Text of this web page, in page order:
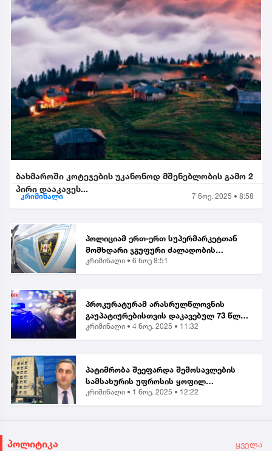
ბახმაროში კოტეჯების უკანონოდ მშენებლობის გამო 2
პირი დააკავეს...
კრიმინალი 7 ნოე. 2025 • 8:58
პოლიციამ ერთ-ერთ სუპერმარკეტთან
მომხდარი ჯგუფური ძალადობის
ორგანიზებისა და მასში მონაწილეობის
კრიმინალი • 6 ნოე 8:51
პროკურატურამ არასრულწლოვნის
გაუპატიურებისთვის დაკავებულ 73 წლის
მამაკაცს ბრალი წარუდგინა...
კრიმინალი • 4 ნოე. 2025 • 11:32
პატიმრობა შეეფარდა შემოსავლების
სამსახურის უფროსის ყოფილ
მოადგილეს - ვლადიმერ ხუნდაძეს...
კრიმინალი • 1 ნოე. 2025 • 12:22
პოლიტიკა ყველა